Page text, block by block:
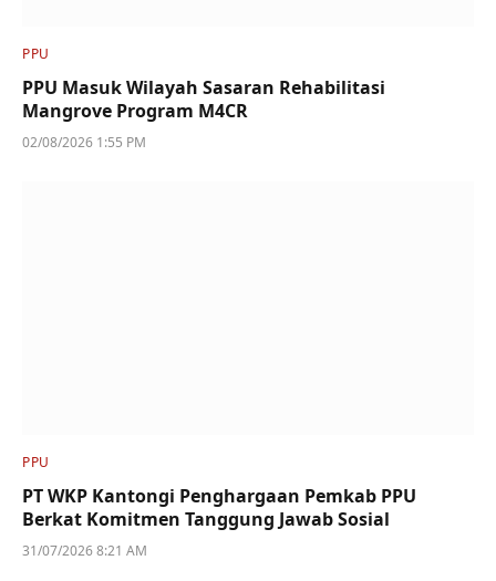
PPU
PPU Masuk Wilayah Sasaran Rehabilitasi
Mangrove Program M4CR
02/08/2026 1:55 PM
PPU
PT WKP Kantongi Penghargaan Pemkab PPU
Berkat Komitmen Tanggung Jawab Sosial
31/07/2026 8:21 AM